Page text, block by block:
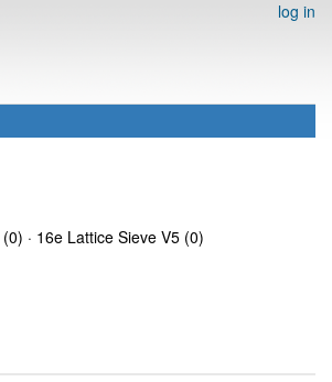
log in
(0) · 16e Lattice Sieve V5 (0)